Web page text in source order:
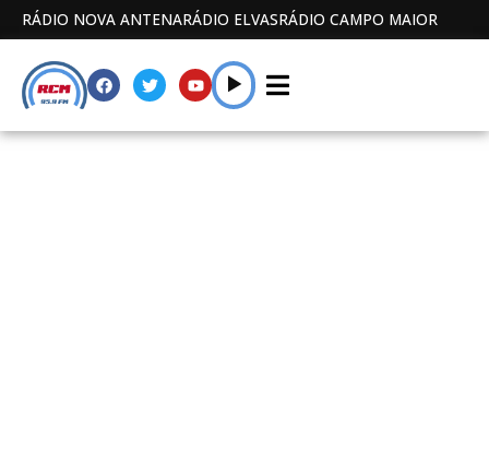
RÁDIO NOVA ANTENARÁDIO ELVASRÁDIO CAMPO MAIOR